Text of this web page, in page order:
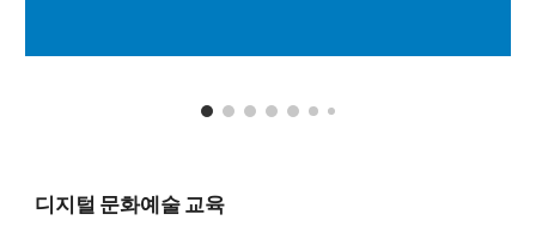
디지털 문화예술 교육